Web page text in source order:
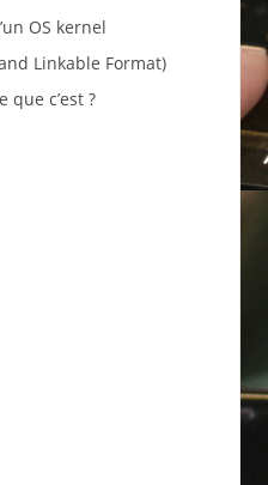
OS kernel
Linkable Format)
que c’est ?